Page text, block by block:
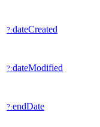
?:dateCreated
?:dateModified
?:endDate